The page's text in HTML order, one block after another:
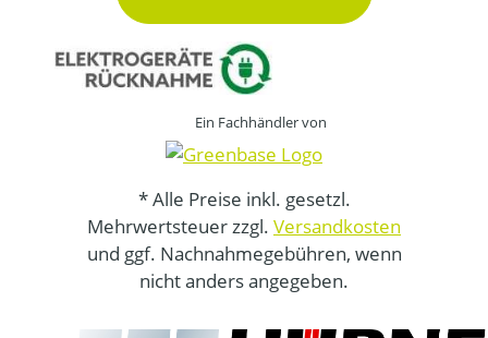
Ein Fachhändler von
* Alle Preise inkl. gesetzl.
Mehrwertsteuer zzgl. Versandkosten
und ggf. Nachnahmegebühren, wenn
nicht anders angegeben.